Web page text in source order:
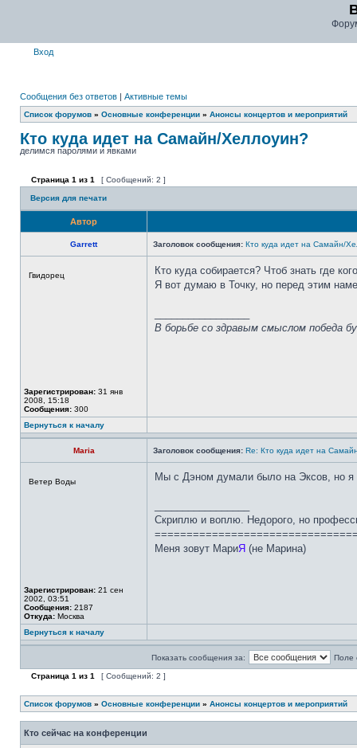
Вход
Сообщения без ответов | Активные темы
Список форумов » Основные конференции » Анонсы концертов и мероприятий
Кто куда идет на Самайн/Хеллоуин?
делимся паролями и явками
Страница 1 из 1 [ Сообщений: 2 ]
Версия для печати
Автор
Garrett Заголовок сообщения: Кто куда идет на Самайн/
Гвидорец
Зарегистрирован: 31 янв
2008, 15:18
Сообщения: 300
Кто куда собирается? Чтоб знать где
Я вот думаю в Точку, но перед этим
В борьбе со здравым смыслом победа
Вернуться к началу
Maria Заголовок сообщения: Re: Кто куда идет на
Ветер Воды
Зарегистрирован: 21 сен
2002, 03:51
Сообщения: 2187
Откуда: Москва
Мы с Дэном думали было на Эксов, но я
Скриплю и воплю. Недорого, но
Меня зовут МариЯ (не Марина)
Вернуться к началу
Показать сообщения за: Поле
Страница 1 из 1 [ Сообщений: 2 ]
Список форумов » Основные конференции » Анонсы концертов и мероприятий
Кто сейчас на конференции